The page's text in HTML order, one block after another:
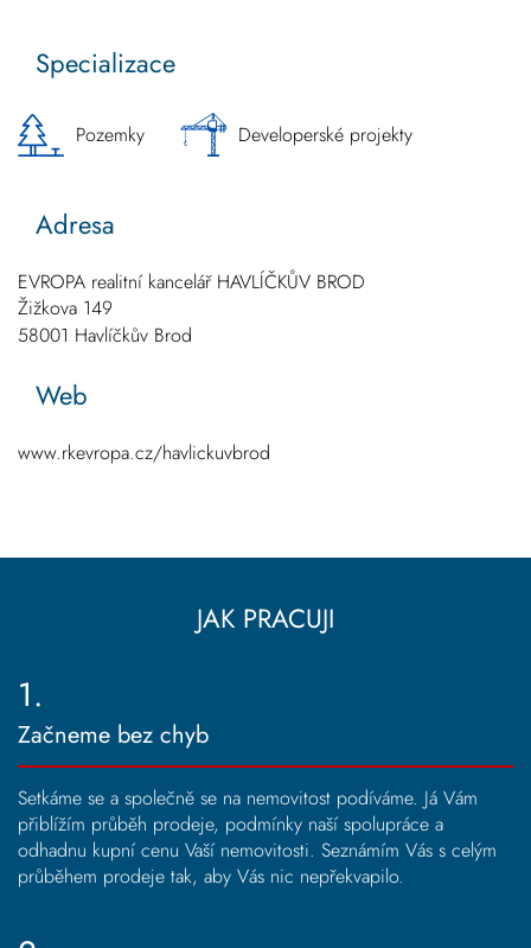
Specializace
Pozemky Developerské projekty
Adresa
EVROPA realitní kancelář HAVLÍČKŮV BROD
Žižkova 149
58001 Havlíčkův Brod
Web
www.rkevropa.cz/havlickuvbrod
JAK PRACUJI
1.
Začneme bez chyb
Setkáme se a společně se na nemovitost podíváme. Já Vám
přiblížím průběh prodeje, podmínky naší spolupráce a
odhadnu kupní cenu Vaší nemovitosti. Seznámím Vás s celým
průběhem prodeje tak, aby Vás nic nepřekvapilo.